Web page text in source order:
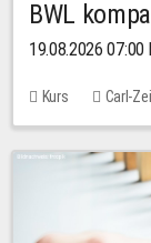
BWL
19.08.2026 07:00
Kurs Carl-